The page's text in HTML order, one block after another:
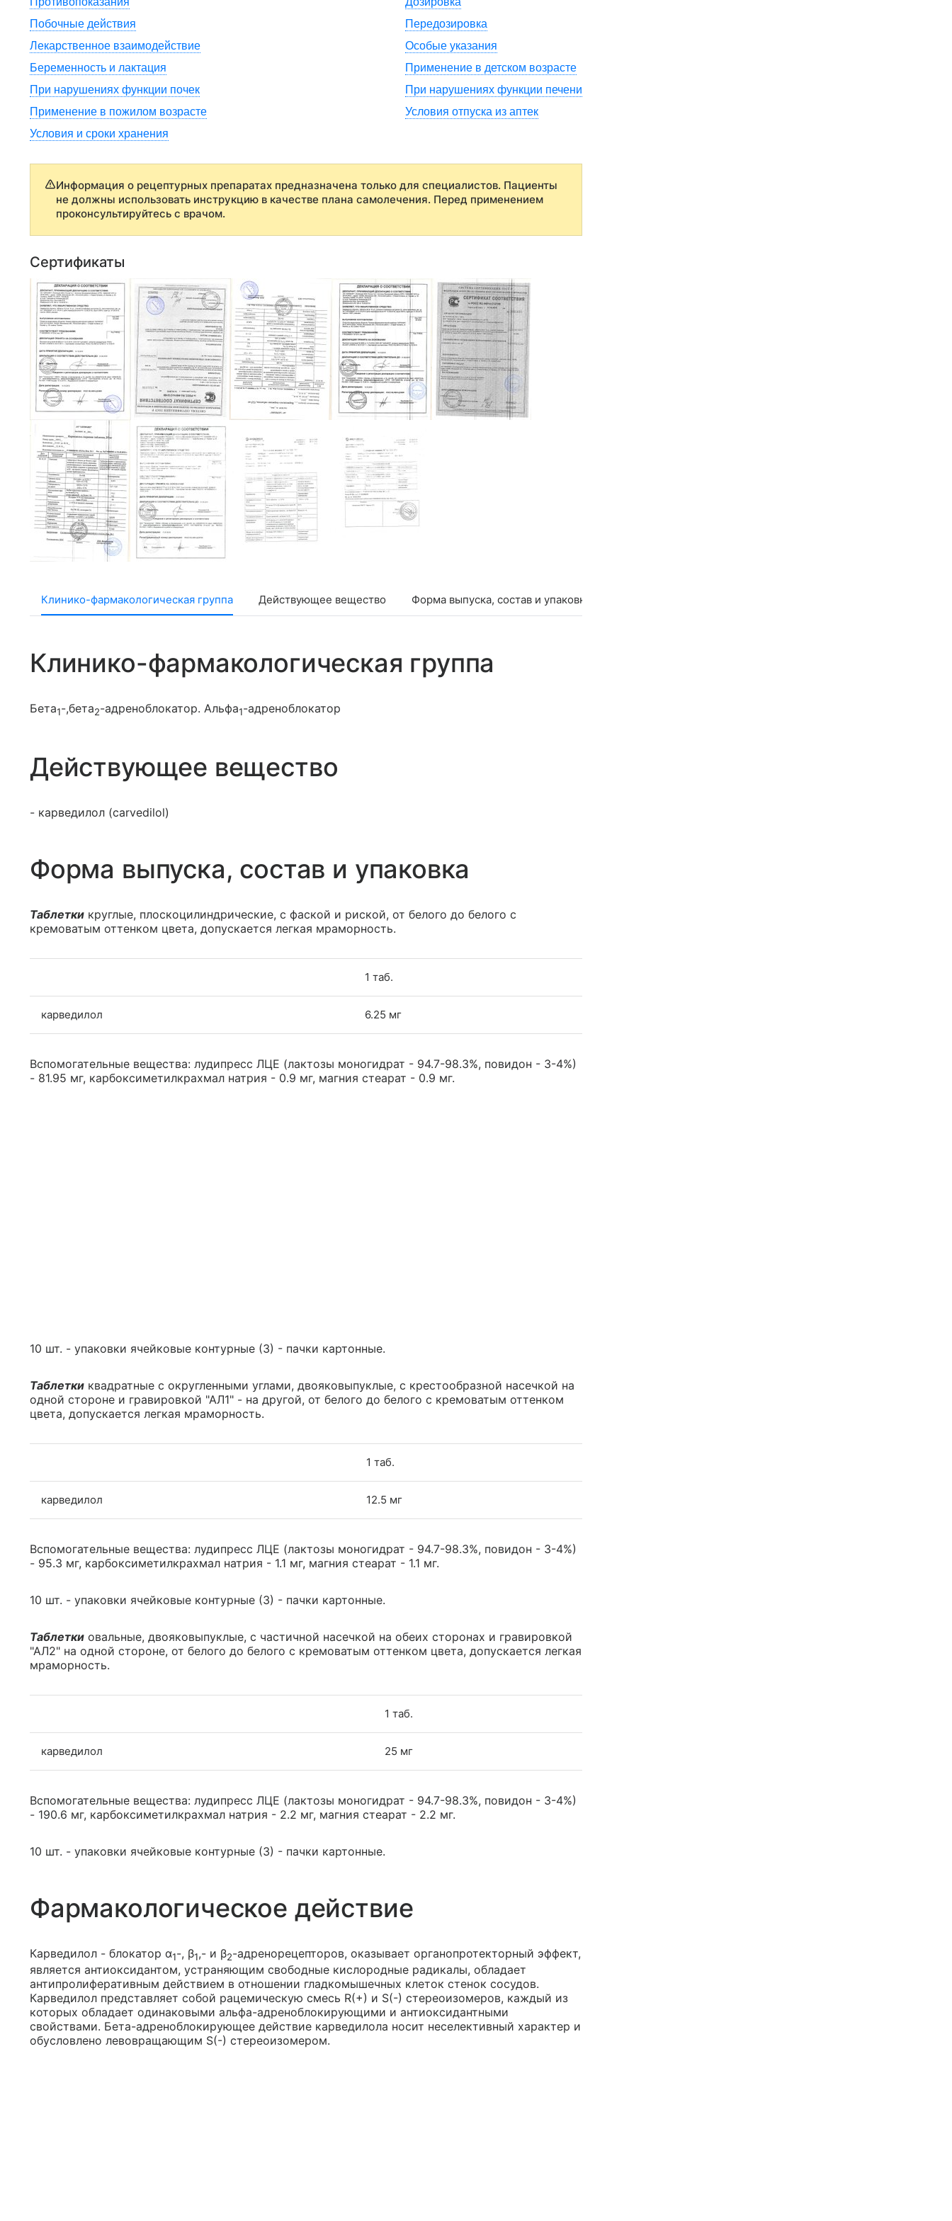
Побочные действия
Передозировка
Лекарственное взаимодействие
Особые указания
Беременность и лактация
Применение в детском возрасте
При нарушениях функции почек
При нарушениях функции печени
Применение в пожилом возрасте
Условия отпуска из аптек
Условия и сроки хранения
Информация о рецептурных препаратах предназначена только для специалистов. Пациенты
не должны использовать инструкцию в качестве плана самолечения. Перед применением
проконсультируйтесь с врачом.
Сертификаты
Клинико-фармакологическая группа Действующее вещество Форма выпуска, состав и упаковка
Клинико-фармакологическая группа
Бета1-,бета2-адреноблокатор. Альфа1-адреноблокатор
Действующее вещество
- карведилол (carvedilol)
Форма выпуска, состав и упаковка
Таблетки круглые, плоскоцилиндрические, с фаской и риской, от белого до белого с
кремоватым оттенком цвета, допускается легкая мраморность.
1 таб.
карведилол 6.25 мг
Вспомогательные вещества: лудипресс ЛЦЕ (лактозы моногидрат - 94.7-98.3%, повидон - 3-4%)
- 81.95 мг, карбоксиметилкрахмал натрия - 0.9 мг, магния стеарат - 0.9 мг.
10 шт. - упаковки ячейковые контурные (3) - пачки картонные.
Таблетки квадратные с округленными углами, двояковыпуклые, с крестообразной насечкой на
одной стороне и гравировкой "АЛ1" - на другой, от белого до белого с кремоватым оттенком
цвета, допускается легкая мраморность.
1 таб.
карведилол 12.5 мг
Вспомогательные вещества: лудипресс ЛЦЕ (лактозы моногидрат - 94.7-98.3%, повидон - 3-4%)
- 95.3 мг, карбоксиметилкрахмал натрия - 1.1 мг, магния стеарат - 1.1 мг.
10 шт. - упаковки ячейковые контурные (3) - пачки картонные.
Таблетки овальные, двояковыпуклые, с частичной насечкой на обеих сторонах и гравировкой
"АЛ2" на одной стороне, от белого до белого с кремоватым оттенком цвета, допускается легкая
мраморность.
1 таб.
карведилол 25 мг
Вспомогательные вещества: лудипресс ЛЦЕ (лактозы моногидрат - 94.7-98.3%, повидон - 3-4%)
- 190.6 мг, карбоксиметилкрахмал натрия - 2.2 мг, магния стеарат - 2.2 мг.
10 шт. - упаковки ячейковые контурные (3) - пачки картонные.
Фармакологическое действие
Карведилол - блокатор α1-, β1,- и β2-адренорецепторов, оказывает органопротекторный эффект,
является антиоксидантом, устраняющим свободные кислородные радикалы, обладает
антипролиферативным действием в отношении гладкомышечных клеток стенок сосудов.
Карведилол представляет собой рацемическую смесь R(+) и S(-) стереоизомеров, каждый из
которых обладает одинаковыми альфа-адреноблокирующими и антиоксидантными
свойствами. Бета-адреноблокирующее действие карведилола носит неселективный характер и
обусловлено левовращающим S(-) стереоизомером.